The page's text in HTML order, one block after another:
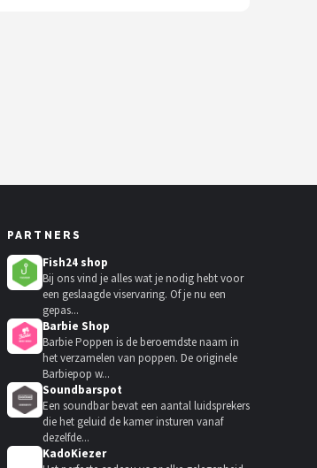
PARTNERS
Fish24 shop
Bij ons vind je alles wat je nodig hebt voor
een geslaagde viservaring. Of je nu een
gepas...
Barbie Shop
Barbie Poppen is de beroemdste naam in
het verzamelen van poppen. De originele
Barbiepop w...
Soundbarspot
Een soundbar bevat een aantal luidsprekers
die het geluid de kamer insturen vanaf
dezelfde...
KadoKiezer